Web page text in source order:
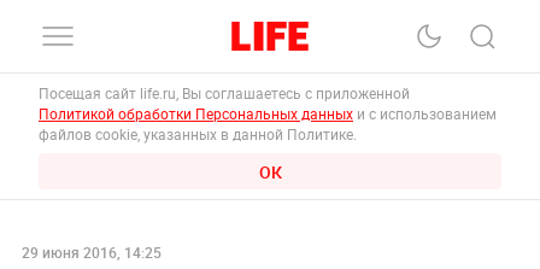
Посещая сайт life.ru, Вы соглашаетесь с приложенной
Политикой обработки Персональных данных и с использованием
файлов cookie, указанных в данной Политике.
ОК
29 июня 2016, 14:25